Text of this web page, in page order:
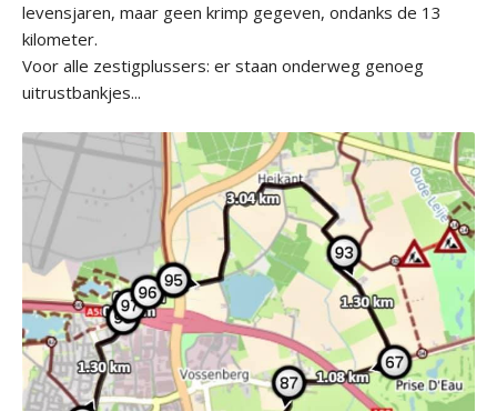
levensjaren, maar geen krimp gegeven, ondanks de 13
kilometer.
Voor alle zestigplussers: er staan onderweg genoeg
uitrustbankjes...